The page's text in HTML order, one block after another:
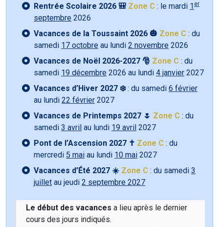
Rentrée Scolaire 2026 🎒 Zone C : le mardi 1 er
septembre 2026
Vacances de la Toussaint 2026 🎃 Zone C : du
samedi 17 octobre au lundi 2 novembre 2026
Vacances de Noël 2026-2027 🎅 Zone C : du
samedi 19 décembre 2026 au lundi 4 janvier 2027
Vacances d’Hiver 2027 ❄️: du samedi 6 février
au lundi 22 février 2027
Vacances de Printemps 2027 🌷 Zone C : du
samedi 3 avril au lundi 19 avril 2027
Pont de l’Ascension 2027 ✝️ Zone C : du
mercredi 5 mai au lundi 10 mai 2027
Vacances d’Été 2027 ☀️ Zone C : du samedi 3
juillet au jeudi 2 septembre 2027
Le début des vacances a lieu après le dernier
cours des jours indiqués.